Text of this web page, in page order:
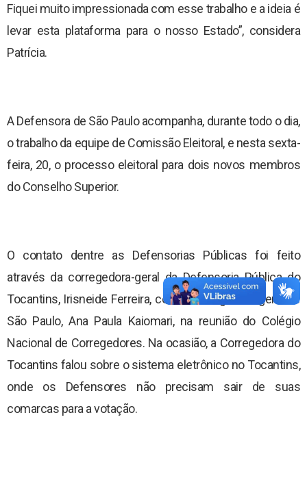
Fiquei muito impressionada com esse trabalho e a ideia é
levar esta plataforma para o nosso Estado”, considera
Patrícia.
A Defensora de São Paulo acompanha, durante todo o dia,
o trabalho da equipe de Comissão Eleitoral, e nesta sexta-
feira, 20, o processo eleitoral para dois novos membros
do Conselho Superior.
O contato dentre as Defensorias Públicas foi feito
através da corregedora-geral da Defensoria Pública do
Tocantins, Irisneide Ferreira, com a corregedora-geral de
São Paulo, Ana Paula Kaiomari, na reunião do Colégio
Nacional de Corregedores. Na ocasião, a Corregedora do
Tocantins falou sobre o sistema eletrônico no Tocantins,
onde os Defensores não precisam sair de suas
comarcas para a votação.